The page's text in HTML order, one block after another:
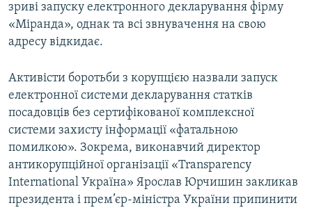
зриві запуску електронного декларування фірму
«Міранда», однак та всі звнувачення на свою
адресу відкидає.
Активісти боротьби з корупцією назвали запуск
електронної системи декларування статків
посадовців без сертифікованої комплексної
системи захисту інформації «фатальною
помилкою». Зокрема, виконавчий директор
антикорупційної організації «Transparency
International Україна» Ярослав Юрчишин закликав
президента і прем’єр-міністра України припинити